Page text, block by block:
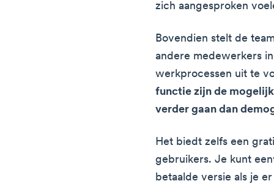
zich aangesproken
Bovendien stelt de
andere medewerkers
werkprocessen uit te
functie zijn de
verder gaan dan
Het biedt zelfs een
gebruikers. Je kunt
betaalde versie als je